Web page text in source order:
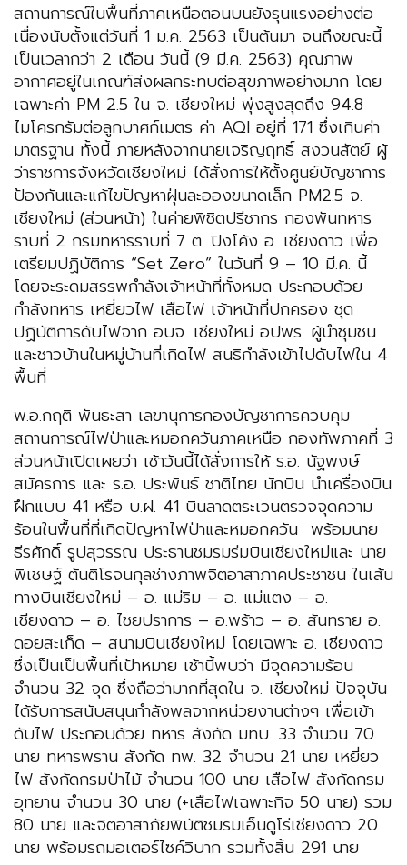
สถานการณ์ในพื้นที่ภาคเหนือตอนบนยังรุนแรงอย่างต่อ
เนื่องนับตั้งแต่วันที่ 1 ม.ค. 2563 เป็นต้นมา จนถึงขณะนี้
เป็นเวลากว่า 2 เดือน วันนี้ (9 มี.ค. 2563) คุณภาพ
อากาศอยู่ในเกณฑ์ส่งผลกระทบต่อสุขภาพอย่างมาก โดย
เฉพาะค่า PM 2.5 ใน จ. เชียงใหม่ พุ่งสูงสุดถึง 94.8
ไมโครกรัมต่อลูกบาศก์เมตร ค่า AQI อยู่ที่ 171 ซึ่งเกินค่า
มาตรฐาน ทั้งนี้ ภายหลังจากนายเจริญฤทธิ์ สงวนสัตย์ ผู้
ว่าราชการจังหวัดเชียงใหม่ ได้สั่งการให้ตั้งศูนย์บัญชาการ
ป้องกันและแก้ไขปัญหาฝุ่นละอองขนาดเล็ก PM2.5 จ.
เชียงใหม่ (ส่วนหน้า) ในค่ายพิชิตปรีชากร กองพันทหาร
ราบที่ 2 กรมทหารราบที่ 7 ต. ปิงโค้ง อ. เชียงดาว เพื่อ
เตรียมปฏิบัติการ “Set Zero” ในวันที่ 9 – 10 มี.ค. นี้
โดยจะระดมสรรพกำลังเจ้าหน้าที่ทั้งหมด ประกอบด้วย
กำลังทหาร เหยี่ยวไฟ เสือไฟ เจ้าหน้าที่ปกครอง ชุด
ปฏิบัติการดับไฟจาก อบจ. เชียงใหม่ อปพร. ผู้นำชุมชน
และชาวบ้านในหมู่บ้านที่เกิดไฟ สนธิกำลังเข้าไปดับไฟใน 4
พื้นที่
พ.อ.กฤติ พันธะสา เลขานุการกองบัญชาการควบคุม
สถานการณ์ไฟป่าและหมอกควันภาคเหนือ กองทัพภาคที่ 3
ส่วนหน้าเปิดเผยว่า เช้าวันนี้ได้สั่งการให้ ร.อ. นัฐพงษ์
สมัครการ และ ร.อ. ประพันธ์ ชาติไทย นักบิน นำเครื่องบิน
ฝึกแบบ 41 หรือ บ.ฝ. 41 บินลาดตระเวนตรวจจุดความ
ร้อนในพื้นที่ที่เกิดปัญหาไฟป่าและหมอกควัน พร้อมนาย
ธีรศักดิ์ รูปสุวรรณ ประธานชมรมร่มบินเชียงใหม่และ นาย
พิเชษฐ์ ตันติโรจนกุลช่างภาพจิตอาสาภาคประชาชน ในเส้น
ทางบินเชียงใหม่ – อ. แม่ริม – อ. แม่แตง – อ.
เชียงดาว – อ. ไชยปราการ – อ.พร้าว – อ. สันทราย อ.
ดอยสะเก็ด – สนามบินเชียงใหม่ โดยเฉพาะ อ. เชียงดาว
ซึ่งเป็นเป็นพื้นที่เป้าหมาย เช้านี้พบว่า มีจุดความร้อน
จำนวน 32 จุด ซึ่งถือว่ามากที่สุดใน จ. เชียงใหม่ ปัจจุบัน
ได้รับการสนับสนุนกำลังพลจากหน่วยงานต่างๆ เพื่อเข้า
ดับไฟ ประกอบด้วย ทหาร สังกัด มทบ. 33 จำนวน 70
นาย ทหารพราน สังกัด ทพ. 32 จำนวน 21 นาย เหยี่ยว
ไฟ สังกัดกรมป่าไม้ จำนวน 100 นาย เสือไฟ สังกัดกรม
อุทยาน จำนวน 30 นาย (+เสือไฟเฉพาะกิจ 50 นาย) รวม
80 นาย และจิตอาสาภัยพิบัติชมรมเอ็นดูโร่เชียงดาว 20
นาย พร้อมรถมอเตอร์ไซค์วิบาก รวมทั้งสิ้น 291 นาย